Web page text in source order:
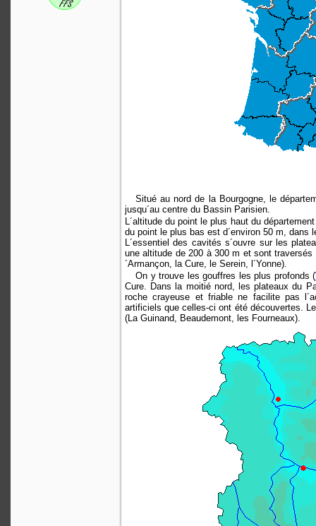
Situé au nord de la Bourgogne, le
jusqu´au centre du Bassin Parisien.
L´altitude du point le plus haut du
du point le plus bas est d´environ 50 m, dans
L´essentiel des cavités s´ouvre sur les
une altitude de 200 à 300 m et sont
´Armançon, la Cure, le Serein, l´Yonne).
On y trouve les gouffres les plus profonds (
Cure. Dans la moitié nord, les plateaux du
roche crayeuse et friable ne facilite pas
artificiels que celles-ci ont été découvertes.
(La Guinand, Beaudemont, les Fourneaux).